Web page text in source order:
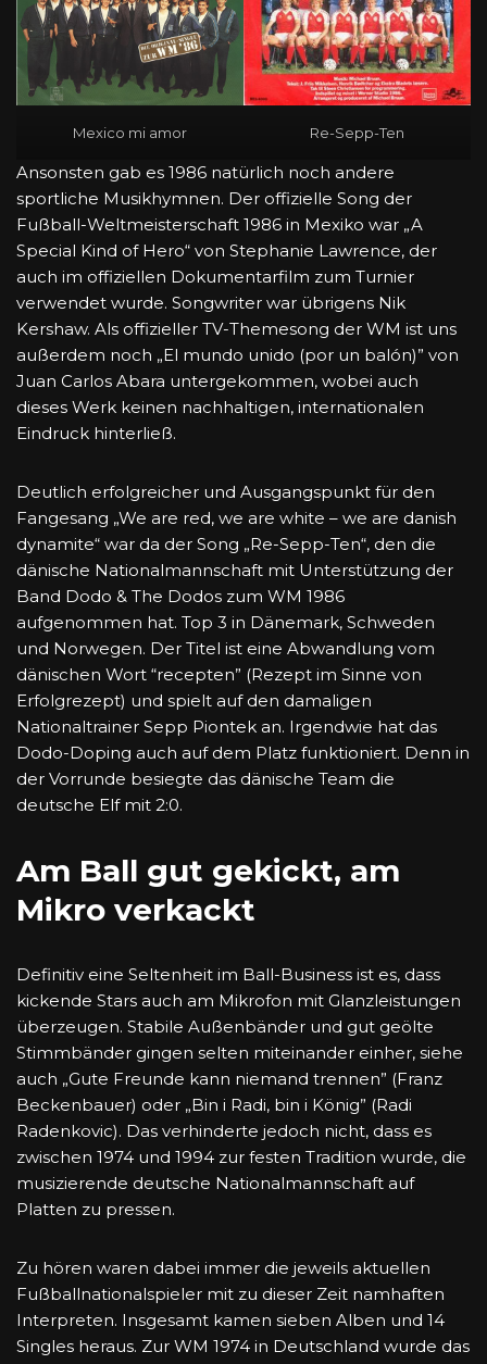
Mexico mi amor Re-Sepp-Ten
Ansonsten gab es 1986 natürlich noch andere
sportliche Musikhymnen. Der offizielle Song der
Fußball-Weltmeisterschaft 1986 in Mexiko war „A
Special Kind of Hero“ von Stephanie Lawrence, der
auch im offiziellen Dokumentarfilm zum Turnier
verwendet wurde. Songwriter war übrigens Nik
Kershaw. Als offizieller TV-Themesong der WM ist uns
außerdem noch „El mundo unido (por un balón)” von
Juan Carlos Abara untergekommen, wobei auch
dieses Werk keinen nachhaltigen, internationalen
Eindruck hinterließ.
Deutlich erfolgreicher und Ausgangspunkt für den
Fangesang „We are red, we are white – we are danish
dynamite“ war da der Song „Re-Sepp-Ten“, den die
dänische Nationalmannschaft mit Unterstützung der
Band Dodo & The Dodos zum WM 1986
aufgenommen hat. Top 3 in Dänemark, Schweden
und Norwegen. Der Titel ist eine Abwandlung vom
dänischen Wort “recepten” (Rezept im Sinne von
Erfolgrezept) und spielt auf den damaligen
Nationaltrainer Sepp Piontek an. Irgendwie hat das
Dodo-Doping auch auf dem Platz funktioniert. Denn in
der Vorrunde besiegte das dänische Team die
deutsche Elf mit 2:0.
Am Ball gut gekickt, am
Mikro verkackt
Definitiv eine Seltenheit im Ball-Business ist es, dass
kickende Stars auch am Mikrofon mit Glanzleistungen
überzeugen. Stabile Außenbänder und gut geölte
Stimmbänder gingen selten miteinander einher, siehe
auch „Gute Freunde kann niemand trennen” (Franz
Beckenbauer) oder „Bin i Radi, bin i König” (Radi
Radenkovic). Das verhinderte jedoch nicht, dass es
zwischen 1974 und 1994 zur festen Tradition wurde, die
musizierende deutsche Nationalmannschaft auf
Platten zu pressen.
Zu hören waren dabei immer die jeweils aktuellen
Fußballnationalspieler mit zu dieser Zeit namhaften
Interpreten. Insgesamt kamen sieben Alben und 14
Singles heraus. Zur WM 1974 in Deutschland wurde das